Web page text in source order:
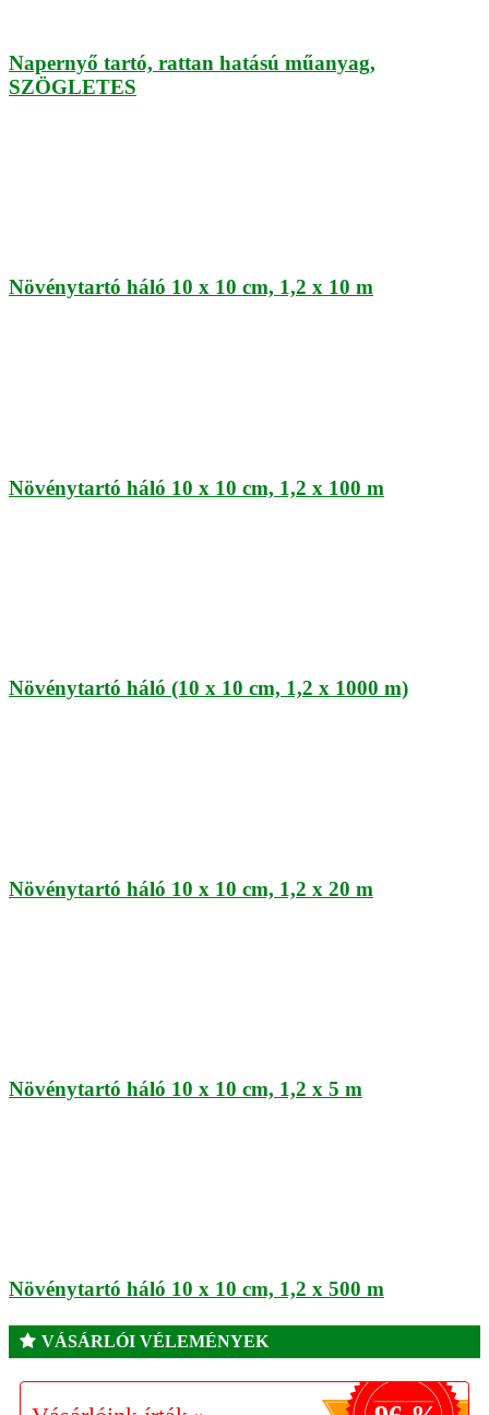
Napernyő tartó, rattan hatású műanyag,
SZÖGLETES
Növénytartó háló 10 x 10 cm, 1,2 x 10 m
Növénytartó háló 10 x 10 cm, 1,2 x 100 m
Növénytartó háló (10 x 10 cm, 1,2 x 1000 m)
Növénytartó háló 10 x 10 cm, 1,2 x 20 m
Növénytartó háló 10 x 10 cm, 1,2 x 5 m
Növénytartó háló 10 x 10 cm, 1,2 x 500 m
VÁSÁRLÓI VÉLEMÉNYEK